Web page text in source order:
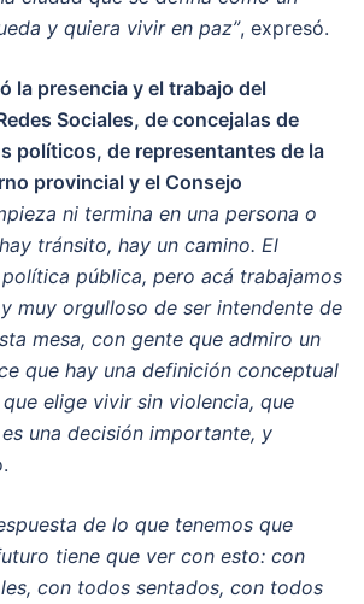
y quiera vivir en paz”, expresó.
la presencia y el trabajo del
Sociales, de concejalas de
políticos, de representantes de la
provincial y el Consejo
ni termina en una persona o
tránsito, hay un camino. El
pública, pero acá trabajamos
muy orgulloso de ser intendente de
mesa, con gente que admiro un
que hay una definición conceptual
elige vivir sin violencia, que
una decisión importante, y
de lo que tenemos que
tiene que ver con esto: con
con todos sentados, con todos